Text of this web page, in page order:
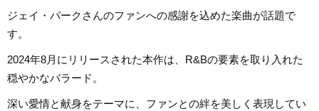
ジェイ・パークさんのファンへの感謝を込めた楽曲が話題で
す。
2024年8月にリリースされた本作は、R&Bの要素を取り入れた
穏やかなバラード。
深い愛情と献身をテーマに、ファンとの絆を美しく表現してい